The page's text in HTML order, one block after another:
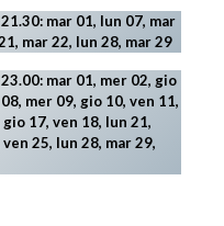
mar 01, lun 07, mar
mar 22, lun 28, mar 29
mar 01, mer 02, gio
mer 09, gio 10, ven 11,
17, ven 18, lun 21,
25, lun 28, mar 29,